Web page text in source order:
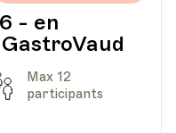
- en
Capacité
Max 12
participants